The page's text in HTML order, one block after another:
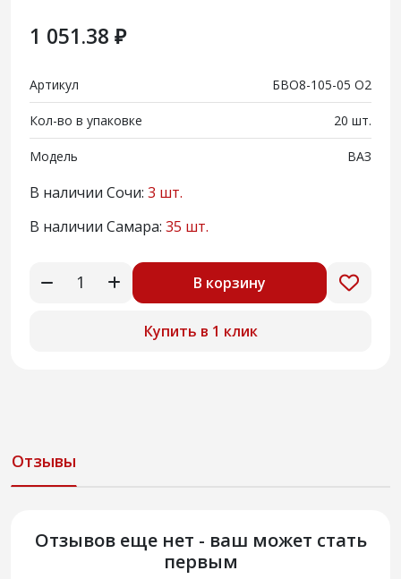
1 051.38 ₽
Артикул БВО8-105-05 О2
Кол-во в упаковке 20 шт.
Модель ВАЗ
В наличии Сочи: 3 шт.
В наличии Самара: 35 шт.
В корзину
Купить в 1 клик
Отзывы
Отзывов еще нет - ваш может стать
первым